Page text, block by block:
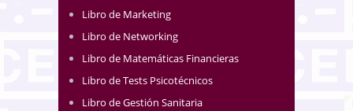
Libro de Marketing
Libro de Networking
Libro de Matemáticas Financieras
Libro de Tests Psicotécnicos
Libro de Gestión Sanitaria